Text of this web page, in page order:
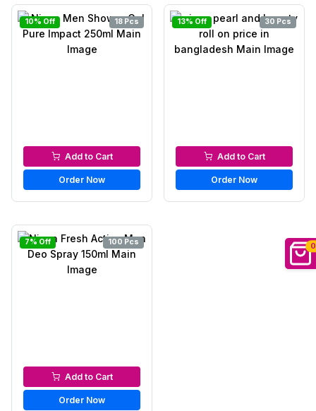
0
10% Off 18 Pcs
Men’s Body Care
Add to Cart
Order Now
13% Off 30 Pcs
Roll on
Add to Cart
Order Now
7% Off 100 Pcs
Men’s Perfume
Add to Cart
Order Now